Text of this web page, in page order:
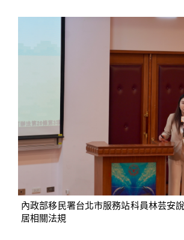
內政部移民署台北市服務站科員林芸安
居相關法規